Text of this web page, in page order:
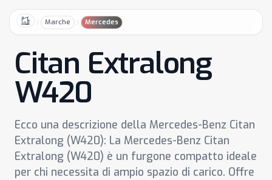
HomeMarche Mercedes
Citan Extralong
W420
Ecco una descrizione della Mercedes-Benz Citan
Extralong (W420): La Mercedes-Benz Citan
Extralong (W420) è un furgone compatto ideale
per chi necessita di ampio spazio di carico. Offre